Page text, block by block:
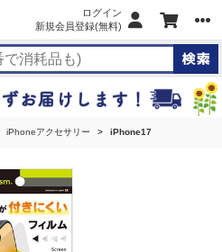
ログイン
新規会員登録(無料)
iPhoneアクセサリー iPhone17